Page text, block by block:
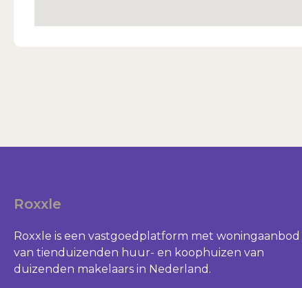
Roxxle
Roxxle is een vastgoedplatform met woningaanbod
van tienduizenden huur- en koophuizen van
duizenden makelaars in Nederland.